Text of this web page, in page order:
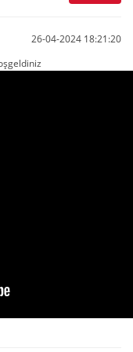
26-04-2024 18:21:20